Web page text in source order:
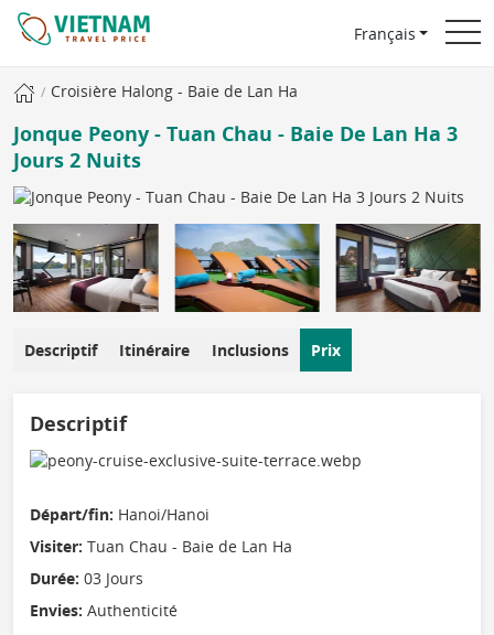
Français
Croisière Halong - Baie de Lan Ha
Jonque Peony - Tuan Chau - Baie De Lan Ha 3
Jours 2 Nuits
Descriptif Itinéraire Inclusions Prix
Descriptif
Départ/fin: Hanoi/Hanoi
Visiter: Tuan Chau - Baie de Lan Ha
Durée: 03 Jours
Envies: Authenticité